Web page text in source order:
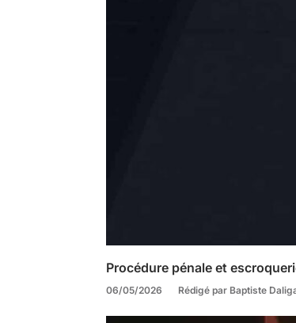
Procédure pénale et
06/05/2026 Rédigé par Baptiste